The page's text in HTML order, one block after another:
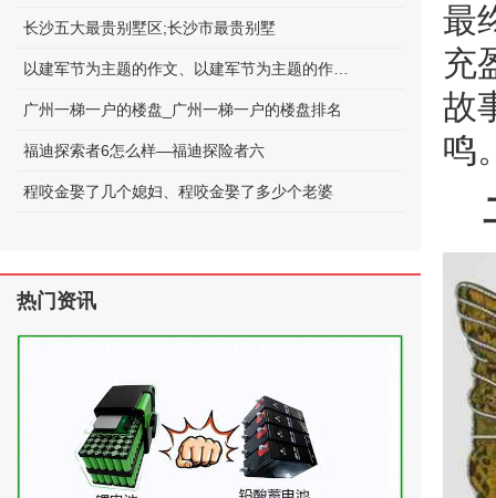
最
充
故
鸣
长沙五大最贵别墅区;长沙市最贵别墅
广州一梯一户的楼盘_广州一梯一户的楼盘排名
福迪探索者6怎么样—福迪探险者六
程咬金娶了几个媳妇、程咬金娶了多少个老婆
热门资讯